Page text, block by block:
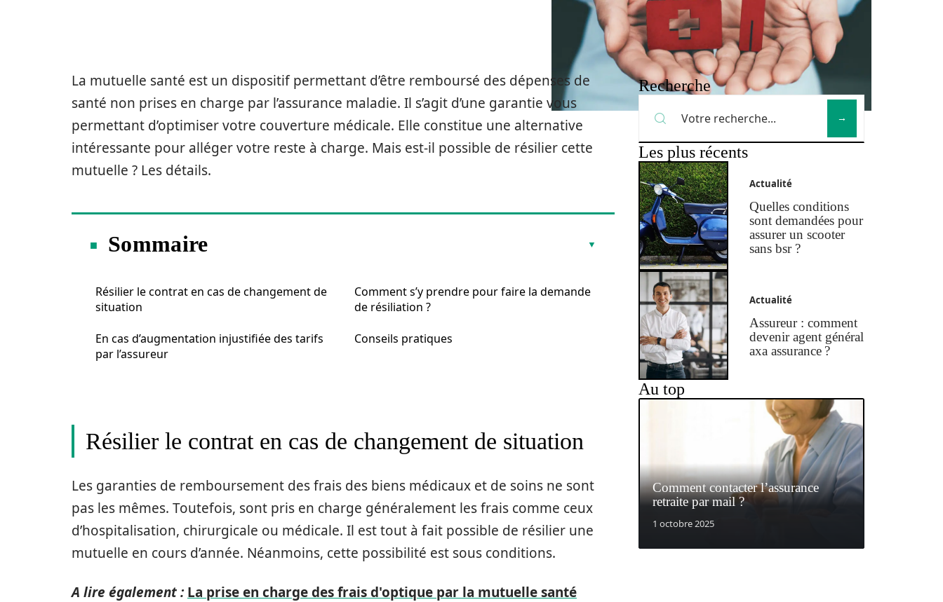
La mutuelle santé est un dispositif permettant d’être remboursé des dépenses de
santé non prises en charge par l’assurance maladie. Il s’agit d’une garantie vous
permettant d’optimiser votre couverture médicale. Elle constitue une alternative
intéressante pour alléger votre reste à charge. Mais est-il possible de résilier cette
mutuelle ? Les détails.
Sommaire
Résilier le contrat en cas de changement de
situation
En cas d’augmentation injustifiée des tarifs
par l’assureur
Comment s’y prendre pour faire la demande
de résiliation ?
Conseils pratiques
Résilier le contrat en cas de changement de situation
Les garanties de remboursement des frais des biens médicaux et de soins ne sont
pas les mêmes. Toutefois, sont pris en charge généralement les frais comme ceux
d’hospitalisation, chirurgicale ou médicale. Il est tout à fait possible de résilier une
mutuelle en cours d’année. Néanmoins, cette possibilité est sous conditions.
A lire également : La prise en charge des frais d'optique par la mutuelle santé
Recherche
Les plus récents
Actualité
Quelles conditions
sont demandées pour
assurer un scooter
sans bsr ?
Actualité
Assureur : comment
devenir agent général
axa assurance ?
Au top
Comment contacter l’assurance
retraite par mail ?
1 octobre 2025